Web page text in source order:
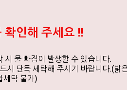
확인해 주세요 !!
시 물 빠짐이 발생할 수 있습니다.
시 단독 세탁해 주시기 바랍니다.(밝
세탁 불가)